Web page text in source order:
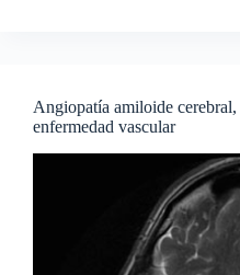
Angiopatía amiloide cerebral,
enfermedad vascular